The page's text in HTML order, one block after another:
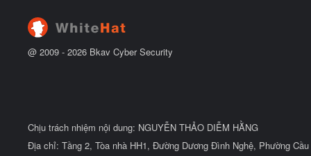
@ 2009 - 2026 Bkav Cyber Security
Chịu trách nhiệm nội dung: NGUYỄN THẢO DIỄM HẰNG
Địa chỉ: Tầng 2, Tòa nhà HH1, Đường Dương Đình Nghệ, Phường